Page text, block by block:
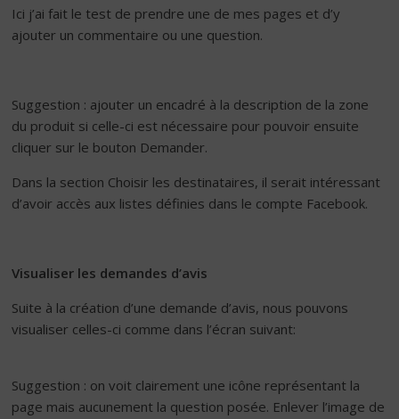
Ici j’ai fait le test de prendre une de mes pages et d’y
ajouter un commentaire ou une question.
Suggestion : ajouter un encadré à la description de la zone
du produit si celle-ci est nécessaire pour pouvoir ensuite
cliquer sur le bouton Demander.
Dans la section Choisir les destinataires, il serait intéressant
d’avoir accès aux listes définies dans le compte Facebook.
Visualiser les demandes d’avis
Suite à la création d’une demande d’avis, nous pouvons
visualiser celles-ci comme dans l’écran suivant:
Suggestion : on voit clairement une icône représentant la
page mais aucunement la question posée. Enlever l’image de